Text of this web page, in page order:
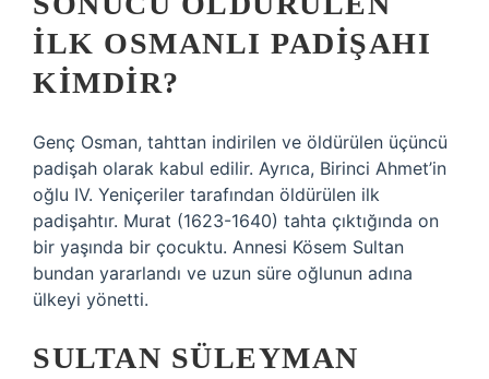
ILK OSMANLI PADIŞAHI
KIMDIR?
Genç Osman, tahttan indirilen ve öldürülen üçüncü
padişah olarak kabul edilir. Ayrıca, Birinci Ahmet’in
oğlu IV. Yeniçeriler tarafından öldürülen ilk
padişahtır. Murat (1623-1640) tahta çıktığında on
bir yaşında bir çocuktu. Annesi Kösem Sultan
bundan yararlandı ve uzun süre oğlunun adına
ülkeyi yönetti.
SULTAN SÜLEYMAN